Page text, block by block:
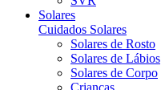
Solares
Cuidados Solares
Solares de Rosto
Solares de Lábios
Solares de Corpo
Crianças